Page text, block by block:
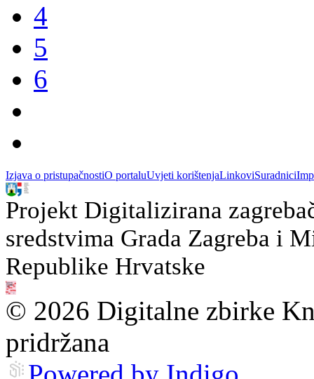
4
5
6
Izjava o pristupačnostiO portaluUvjeti korištenjaLinkoviSuradnici
Projekt Digitalizirana
sredstvima Grada Zagreba i
Republike Hrvatske
© 2026 Digitalne zbirke
pridržana